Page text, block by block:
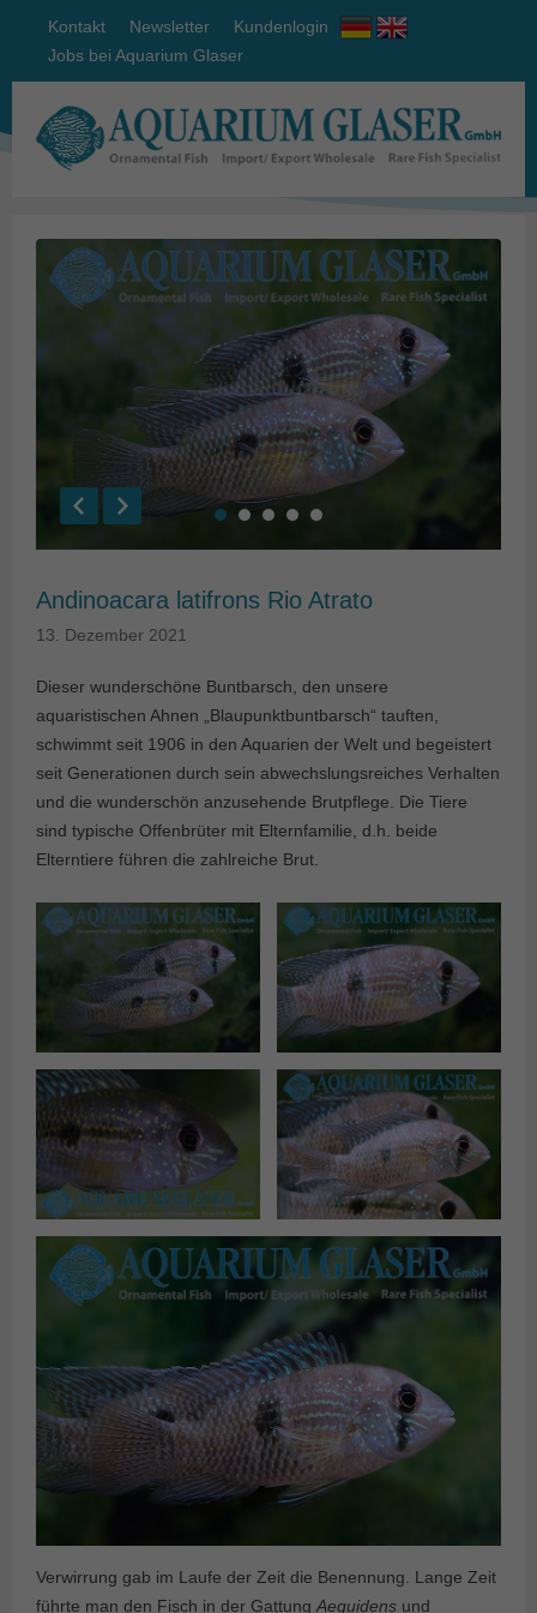
Kontakt Newsletter
Kundenlogin
Jobs bei Aquarium Glaser
Andinoacara latifrons Rio Atrato
13. Dezember 2021
Dieser wunderschöne Buntbarsch, den unsere
aquaristischen Ahnen „Blaupunktbuntbarsch“ tauften,
schwimmt seit 1906 in den Aquarien der Welt und begeistert
seit Generationen durch sein abwechslungsreiches Verhalten
und die wunderschön anzusehende Brutpflege. Die Tiere
sind typische Offenbrüter mit Elternfamilie, d.h. beide
Elterntiere führen die zahlreiche Brut.
Verwirrung gab im Laufe der Zeit die Benennung. Lange Zeit
führte man den Fisch in der GattungAequidens und